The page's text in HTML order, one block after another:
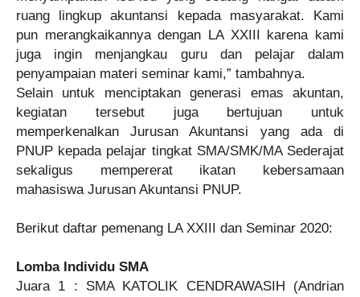
ruang lingkup akuntansi kepada masyarakat. Kami
pun merangkaikannya dengan LA XXIII karena kami
juga ingin menjangkau guru dan pelajar dalam
penyampaian materi seminar kami,” tambahnya.
Selain untuk menciptakan generasi emas akuntan,
kegiatan tersebut juga bertujuan untuk
memperkenalkan Jurusan Akuntansi yang ada di
PNUP kepada pelajar tingkat SMA/SMK/MA Sederajat
sekaligus mempererat ikatan kebersamaan
mahasiswa Jurusan Akuntansi PNUP.
Berikut daftar pemenang LA XXIII dan Seminar 2020:
Lomba Individu SMA
Juara 1 : SMA KATOLIK CENDRAWASIH (Andrian